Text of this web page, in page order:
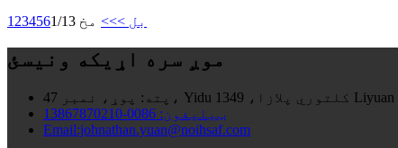
1 23456 بل >>> مخ 1/13
موږ سره اړیکه ونیسئ
پته:
ټیلیفون: 0086-13867870210
Email:johnathan.yuan@noihsaf.com